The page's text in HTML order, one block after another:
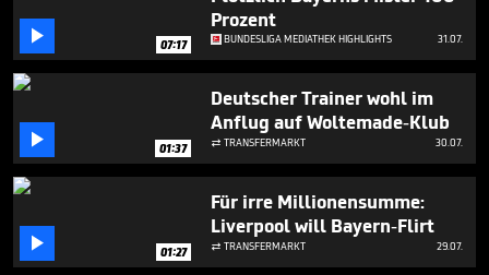
51
seconds
 07:17
Prozent
BUNDESLIGA MEDIATHEK HIGHLIGHTS 31.07.
 01:37
Deutscher Trainer wohl im
Anflug auf Woltemade-Klub
 TRANSFERMARKT 30.07.
 01:27
Für irre Millionensumme:
Liverpool will Bayern-Flirt
 TRANSFERMARKT 29.07.